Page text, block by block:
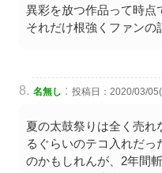
異彩を放つ作品って時点
それだけ根強くファンの
名無し : 投稿日：2020/03/
夏の太鼓祭りは全く売
るぐらいのテコ入れだっ
のかもしれんが、2年間